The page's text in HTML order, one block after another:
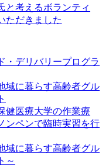
と考えるボランティ
ただきました
・デリバリープログラ
域に暮らす高齢者グル
健医療大学の作業療
ンペンで臨時実習を行
域に暮らす高齢者グル
～